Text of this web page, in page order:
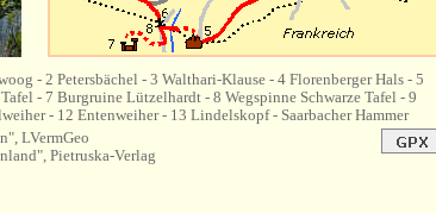
- 2 Petersbächel - 3 Walthari-Klause - 4 Florenberger Hals - 5
- 7 Burgruine Lützelhardt - 8 Wegspinne Schwarze Tafel - 9
- 12 Entenweiher - 13 Lindelskopf - Saarbacher Hammer
LVermGeo
Pietruska-Verlag